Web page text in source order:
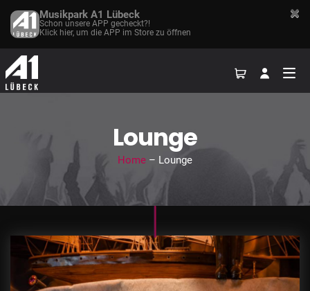
Lounge
Home– Lounge
Musikpark A1 Lübeck
Schon unsere APP gecheckt?!
Klick hier, um die APP im Store zu öffnen